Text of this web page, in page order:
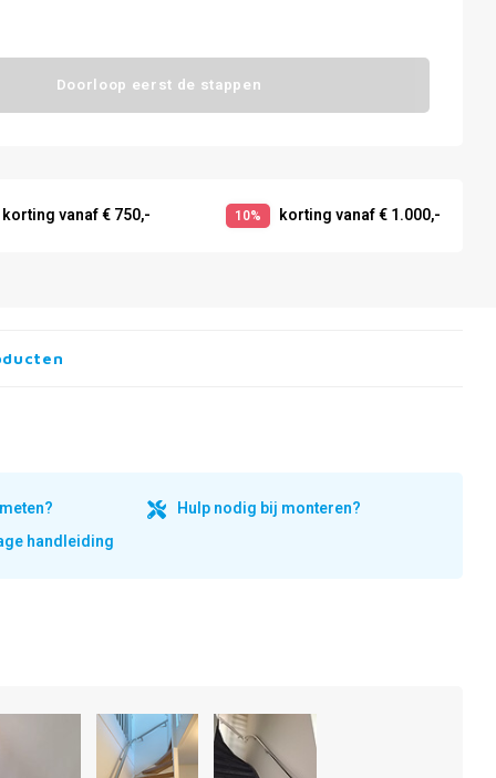
Doorloop eerst de stappen
korting vanaf € 750,- 10% korting vanaf € 1.000,-
Hulp nodig bij monteren?
handleiding